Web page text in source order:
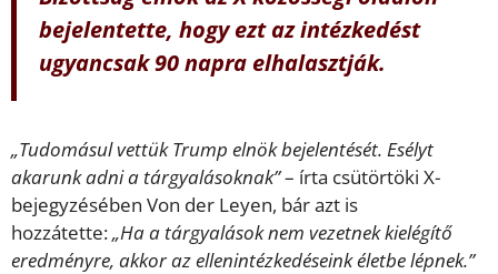
bejelentette, hogy ezt az intézkedést
ugyancsak 90 napra elhalasztják.
„Tudomásul vettük Trump elnök bejelentését. Esélyt
akarunk adni a tárgyalásoknak”– írta csütörtöki X-
bejegyzésében Von der Leyen, bár azt is
hozzátette:„Ha a tárgyalások nem vezetnek kielégítő
eredményre, akkor az ellenintézkedéseink életbe lépnek.”